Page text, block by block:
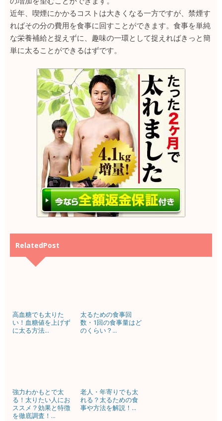
近年、喫煙にかかるコストは大きくなる一方ですが、禁煙す
ればその分の費用を食事に回すことができます。食事を単純
な栄養補給と捉えずに、趣味の一環として捉えればきっと簡
単に太ることができるはずです。
RelatedPost
高血糖でも太りた
い！血糖値を上げず
に太る方法...
太るための食事回
数・1回の食事量はど
のくらい？...
強力わかもとで太
る！太りたい人にお
ススメ？効果と特徴
を徹底調査！...
老人・年寄りでも太
れる？太るための食
事や方法を解説！...